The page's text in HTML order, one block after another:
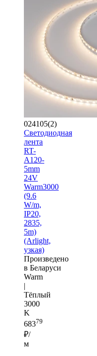
024105(2)
Светодиодная
лента
RT-
A120-
5mm
24V
Warm3000
(9.6
W/m,
IP20,
2835,
5m)
(Arlight,
узкая)
Произведено
в Беларуси
Warm
|
Тёплый
3000
K
68379
₽/
м